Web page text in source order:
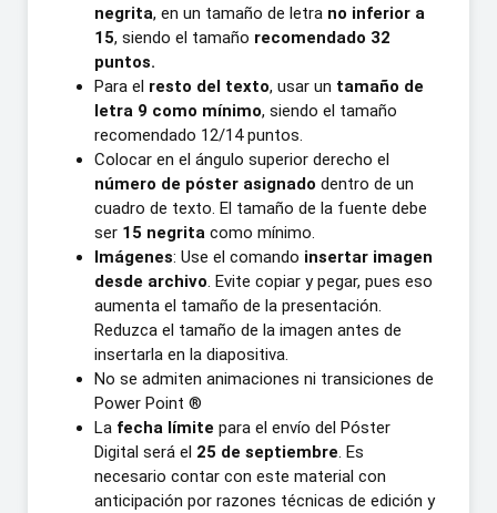
negrita, en un tamaño de letra no inferior a
15, siendo el tamaño recomendado 32
puntos.
Para el resto del texto, usar un tamaño de
letra 9 como mínimo, siendo el tamaño
recomendado 12/14 puntos.
Colocar en el ángulo superior derecho el
número de póster asignado dentro de un
cuadro de texto. El tamaño de la fuente debe
ser 15 negrita como mínimo.
Imágenes: Use el comando insertar imagen
desde archivo . Evite copiar y pegar, pues eso
aumenta el tamaño de la presentación.
Reduzca el tamaño de la imagen antes de
insertarla en la diapositiva.
No se admiten animaciones ni transiciones de
Power Point ®
La fecha límite para el envío del Póster
Digital será el 25 de septiembre . Es
necesario contar con este material con
anticipación por razones técnicas de edición y